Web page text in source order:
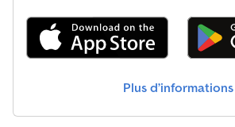
Suspension pneumatique avec fonction de
Graissage centralisé * PTAC : 41 000 kg *
Charge utile : 29 700 kg Si vous souhaitez
nos ateliers partenaires. Notre offre
Plus d’informations